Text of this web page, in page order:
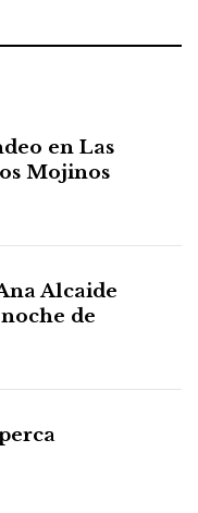
en Las
Mojinos
Alcaide
de